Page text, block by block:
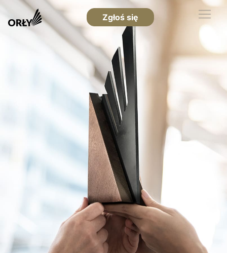
Zgłoś się